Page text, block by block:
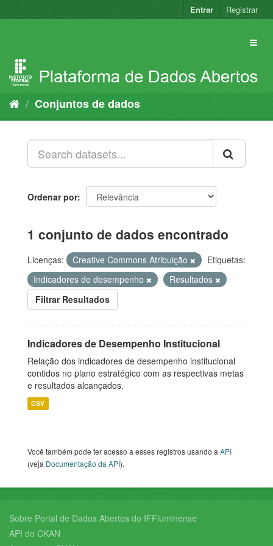
para
Entrar Registrar
Conjuntos de dados
Ordenar por
1 conjunto de dados encontrado
Licenças: Creative Commons Atribuição
Etiquetas:
Indicadores de desempenho
Resultados
Filtrar Resultados
Indicadores de Desempenho Institucional
Relação dos indicadores de desempenho institucional
contidos no plano estratégico com as respectivas metas
e resultados alcançados.
CSV
Você também pode ter acesso a esses registros usando aAPI
(veja Documentação da API).
Sobre Portal de Dados Abertos do IFFluminense
API do CKAN